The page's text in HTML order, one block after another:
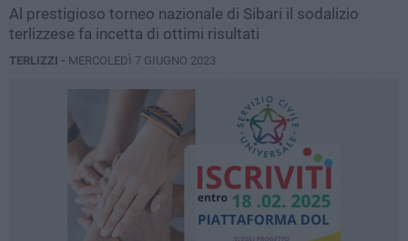
Al prestigioso torneo nazionale di Sibari il sodalizio
terlizzese fa incetta di ottimi risultati
TERLIZZI - MERCOLEDÌ 7 GIUGNO 2023